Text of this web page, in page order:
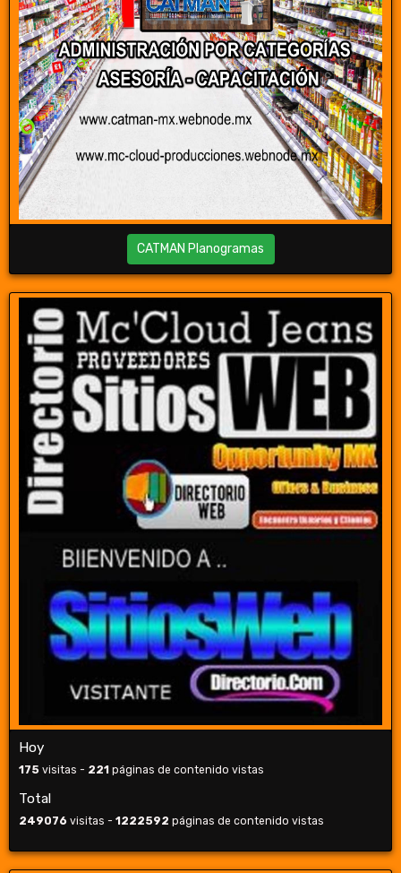
CATMAN Planogramas
Hoy
175 visitas - 221 páginas de contenido vistas
Total
249076 visitas - 1222592 páginas de contenido vistas